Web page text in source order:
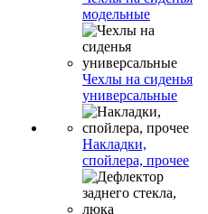
модельные
Чехлы на сиденья
универсальные
Накладки,
спойлера, прочее